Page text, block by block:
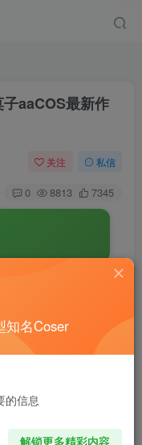
aaCOS最新作
关注 私信
0 8813 7345
2000年2月28日，来
的粉丝已经突破了42
之子i”，粉丝数也稳
，反而越来越强
知名Coser
的信息
解锁更多精彩内容